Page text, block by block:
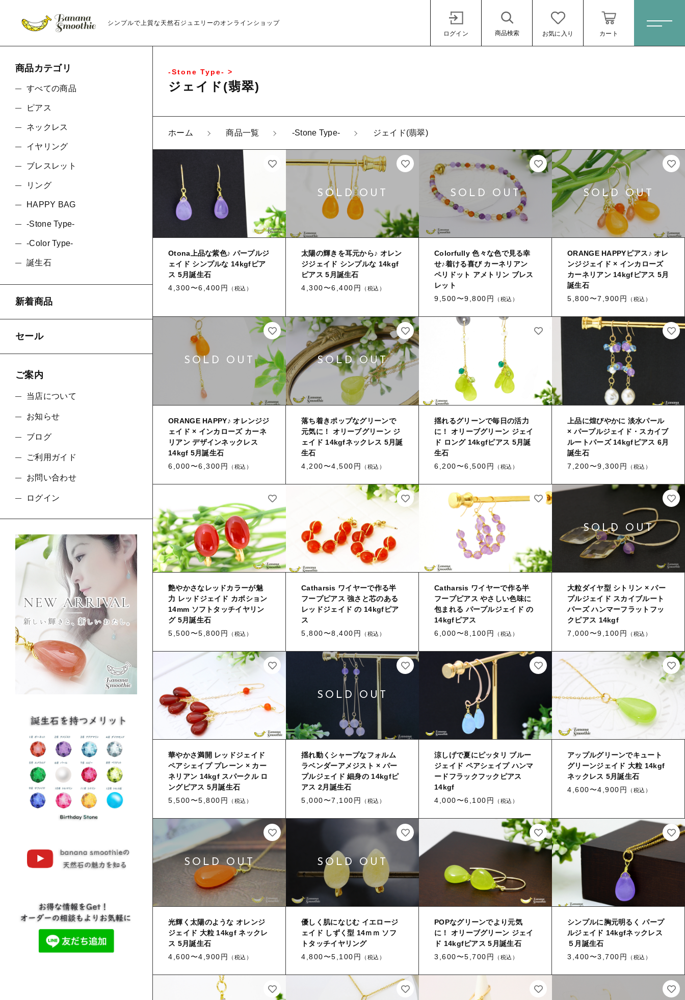
シンプルで上質な天然石ジュエリーのオンラインショップ
ログイン
商品検索 お気に入り カート
-Stone Type- >
ジェイド(翡翠)
ホーム 商品一覧 -Stone Type- ジェイド(翡翠)
Otona上品な紫色♪ パープルジ
ェイド シンプルな 14kgfピア
ス 5月誕生石
4,300〜6,400円
（税込）
太陽の輝きを耳元から♪ オレン
ジジェイド シンプルな 14kgf
ピアス 5月誕生石
4,300〜6,400円
（税込）
Colorfully 色々な色で見る幸
せ♪着ける喜び カーネリアン
ペリドット アメトリン ブレス
レット
9,500〜9,800円
（税込）
ORANGE HAPPYピアス♪ オレ
ンジジェイド × インカローズ
カーネリアン 14kgfピアス 5月
誕生石
5,800〜7,900円
（税込）
ORANGE HAPPY♪ オレンジジ
ェイド × インカローズ カーネ
リアン デザインネックレス
14kgf 5月誕生石
6,000〜6,300円
（税込）
落ち着きポップなグリーンで
元気に！ オリーブグリーン ジ
ェイド 14kgfネックレス 5月誕
生石
4,200〜4,500円
（税込）
揺れるグリーンで毎日の活力
に！ オリーブグリーン ジェイ
ド ロング 14kgfピアス 5月誕
生石
6,200〜6,500円
（税込）
上品に煌びやかに 淡水パール
× パープルジェイド・スカイブ
ルートパーズ 14kgfピアス 6月
誕生石
7,200〜9,300円
（税込）
艶やかさなレッドカラーが魅
力 レッドジェイド カボション
14mm ソフトタッチイヤリン
グ 5月誕生石
5,500〜5,800円
（税込）
Catharsis ワイヤーで作る半
フープピアス 強さと芯のある
レッドジェイド の 14kgfピア
ス
5,800〜8,400円
（税込）
Catharsis ワイヤーで作る半
フープピアス やさしい色味に
包まれる パープルジェイド の
14kgfピアス
6,000〜8,100円
（税込）
大粒ダイヤ型 シトリン × パー
プルジェイド スカイブルート
パーズ ハンマーフラットフッ
クピアス 14kgf
7,000〜9,100円
（税込）
華やかさ満開 レッドジェイド
ペアシェイプ プレーン × カー
ネリアン 14kgf スパークル ロ
ングピアス 5月誕生石
5,500〜5,800円
（税込）
揺れ動くシャープなフォルム
ラベンダーアメジスト × パー
プルジェイド 細身の 14kgfピ
アス 2月誕生石
5,000〜7,100円
（税込）
涼しげで夏にピッタリ ブルー
ジェイド ペアシェイプ ハンマ
ードフラックフックピアス
14kgf
4,000〜6,100円
（税込）
アップルグリーンでキュート
グリーンジェイド 大粒 14kgf
ネックレス 5月誕生石
4,600〜4,900円
（税込）
光輝く太陽のような オレンジ
ジェイド 大粒 14kgf ネックレ
ス 5月誕生石
4,600〜4,900円
（税込）
優しく肌になじむ イエロージ
ェイド しずく型 14ｍｍ ソフ
トタッチイヤリング
4,800〜5,100円
（税込）
POPなグリーンでより元気
に！ オリーブグリーン ジェイ
ド 14kgfピアス 5月誕生石
3,600〜5,700円
（税込）
シンプルに胸元明るく パープ
ルジェイド 14kgfネックレス
５月誕生石
3,400〜3,700円
（税込）
商品カテゴリ
すべての商品
ピアス
ネックレス
イヤリング
ブレスレット
リング
HAPPY BAG
-Stone Type-
-Color Type-
誕生石
新着商品
セール
ご案内
当店について
お知らせ
ブログ
ご利用ガイド
お問い合わせ
ログイン
ネックレス
イヤリング
ブレスレット
リング
-Stone Type-
-Color Type-
新着商品
当店について
ブログ
ご利用ガイド
ログイン
子カテゴリ
その他
在庫あり